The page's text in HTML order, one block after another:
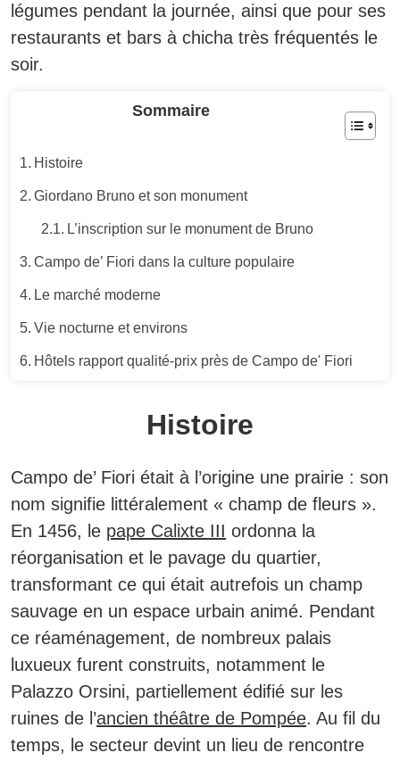
légumes pendant la journée, ainsi que pour ses
restaurants et bars à chicha très fréquentés le
soir.
Sommaire
Histoire
Giordano Bruno et son monument
L’inscription sur le monument de Bruno
Campo de’ Fiori dans la culture populaire
Le marché moderne
Vie nocturne et environs
Hôtels rapport qualité-prix près de Campo de' Fiori
Histoire
Campo de’ Fiori était à l’origine une prairie : son
nom signifie littéralement « champ de fleurs ».
En 1456, le pape Calixte III ordonna la
réorganisation et le pavage du quartier,
transformant ce qui était autrefois un champ
sauvage en un espace urbain animé. Pendant
ce réaménagement, de nombreux palais
luxueux furent construits, notamment le
Palazzo Orsini, partiellement édifié sur les
ruines de l’ancien théâtre de Pompée. Au fil du
temps, le secteur devint un lieu de rencontre